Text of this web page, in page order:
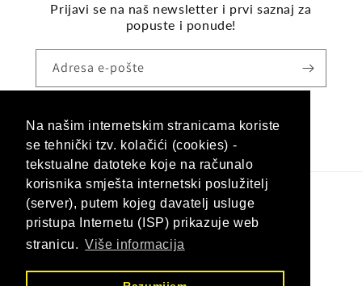
Na našim internetskim stranicama koriste
se tehnički tzv. kolačići (cookies) -
tekstualne datoteke koje na računalo
korisnika smješta internetski poslužitelj
(server), putem kojeg davatelj usluge
pristupa Internetu (ISP) prikazuje web
stranicu. Više informacija
Prijavi se na naš newsletter i prvi saznaj za
popuste i ponude!
Adresa e-pošte
FacebookInstagram
Jezik
Hrvatski (hrvatska)
Načini